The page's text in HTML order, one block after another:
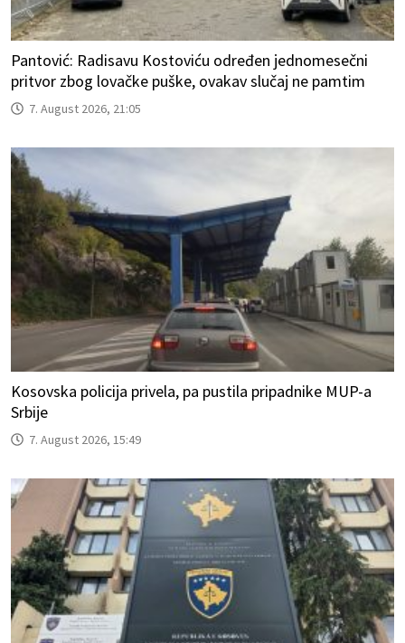
Pantović: Radisavu Kostoviću određen jednomesečni
pritvor zbog lovačke puške, ovakav slučaj ne pamtim
7. August 2026, 21:05
Kosovska policija privela, pa pustila pripadnike MUP-a
Srbije
7. August 2026, 15:49